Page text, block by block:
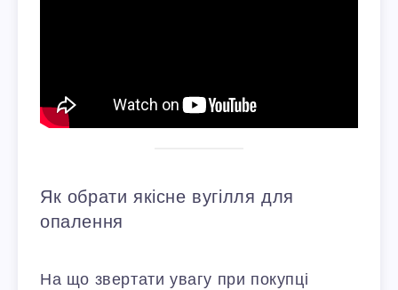
Як обрати якісне вугілля для
опалення
На що звертати увагу при покупці